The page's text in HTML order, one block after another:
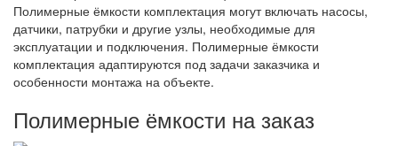
Полимерные ёмкости комплектация могут включать насосы,
датчики, патрубки и другие узлы, необходимые для
эксплуатации и подключения. Полимерные ёмкости
комплектация адаптируются под задачи заказчика и
особенности монтажа на объекте.
Полимерные ёмкости на заказ